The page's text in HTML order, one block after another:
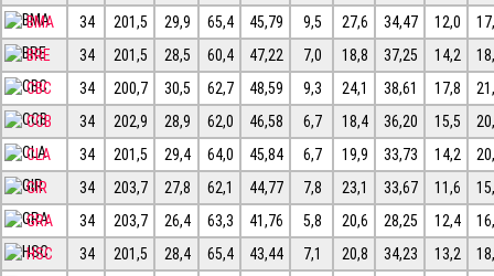
BMA
34 201,5 29,9 65,4 45,79 9,5 27,6 34,47 12,0
BRE
34 201,5 28,5 60,4 47,22 7,0 18,8 37,25 14,2
CBC
34 200,7 30,5 62,7 48,59 9,3 24,1 38,61 17,8
CCB
34 202,9 28,9 62,0 46,58 6,7 18,4 36,20 15,5
CLA
34 201,5 29,4 64,0 45,84 6,7 19,9 33,73 14,2
GIR
34 203,7 27,8 62,1 44,77 7,8 23,1 33,67 11,6
GRA
34 203,7 26,4 63,3 41,76 5,8 20,6 28,25 12,4
HSC
34 201,5 28,4 65,4 43,44 7,1 20,8 34,23 13,2